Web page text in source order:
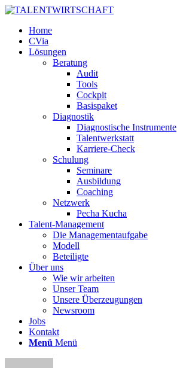
Home
CVia
Lösungen
Beratung
Audit
Tools
Cockpit
Basispaket
Diagnostik
Diagnostische Instrumente
Talentwerkstatt
Karriere-Check
Schulung
Seminare
Ausbildung
Coaching
Netzwerk
Pecha Kucha
Talent-Management
Die Managementaufgabe
Modell
Beteiligte
Über uns
Wie wir arbeiten
Unser Team
Unsere Überzeugungen
Newsroom
Jobs
Kontakt
Menü Menü